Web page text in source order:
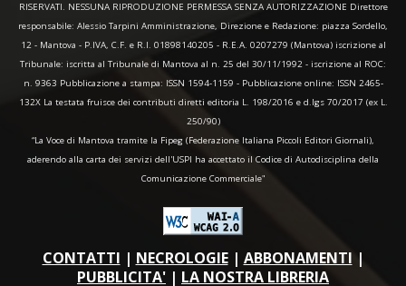
RISERVATI. NESSUNA RIPRODUZIONE PERMESSA SENZA AUTORIZZAZIONE Direttore
responsabile: Alessio Tarpini Amministrazione, Direzione e Redazione: piazza Sordello,
12 - Mantova - P.IVA, C.F. e R.I. 01898140205 - R.E.A. 0207279 (Mantova) iscrizione al
Tribunale: iscritta al Tribunale di Mantova al n. 25 del 30/11/1992 - iscrizione al ROC:
n. 9363 Pubblicazione a stampa: ISSN 1594-1159 - Pubblicazione online: ISSN 2465-
132X La testata fruisce dei contributi diretti editoria L. 198/2016 e d.lgs 70/2017 (ex L.
250/90)
“La Voce di Mantova tramite la Fipeg (Federazione Italiana Piccoli Editori Giornali),
aderendo alla carta dei servizi dell'USPI ha accettato il Codice di Autodisciplina della
Comunicazione Commerciale"
CONTATTI | NECROLOGIE| ABBONAMENTI |
PUBBLICITA' | LA NOSTRA LIBRERIA